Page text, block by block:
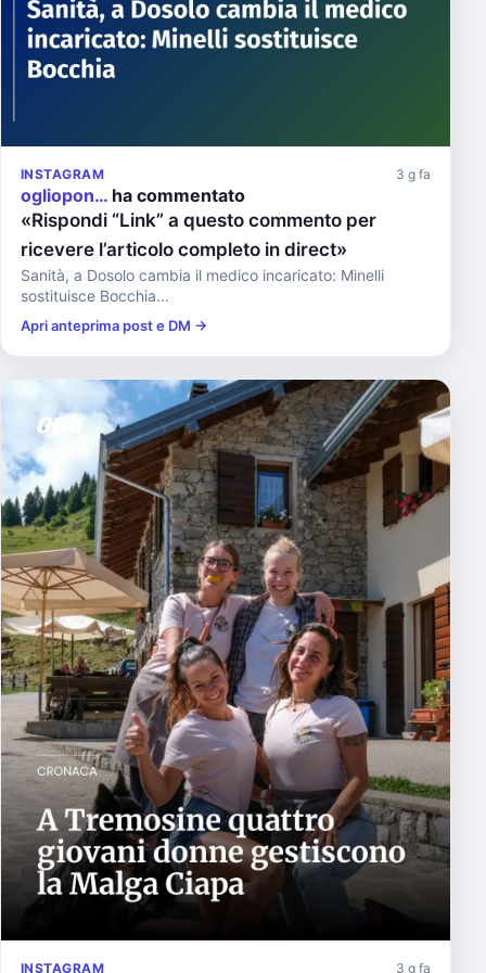
INSTAGRAM 3 g fa
ogliopon… ha commentato
«Rispondi “Link” a questo commento per
ricevere l’articolo completo in direct»
Sanità, a Dosolo cambia il medico incaricato: Minelli
sostituisce Bocchia...
Apri anteprima post e DM →
INSTAGRAM 3 g fa